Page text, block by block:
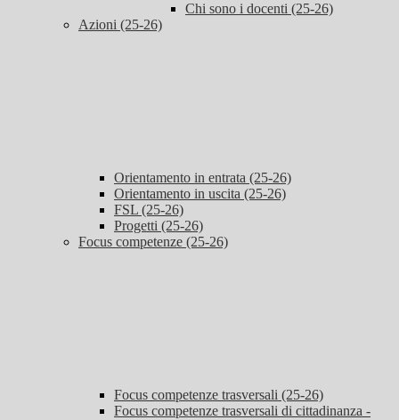
Chi sono i docenti (25-26)
Azioni (25-26)
Orientamento in entrata (25-26)
Orientamento in uscita (25-26)
FSL (25-26)
Progetti (25-26)
Focus competenze (25-26)
Focus competenze trasversali (25-26)
Focus competenze trasversali di cittadinanza -